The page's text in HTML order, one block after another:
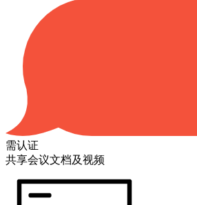
需认证
共享会议文档及视频